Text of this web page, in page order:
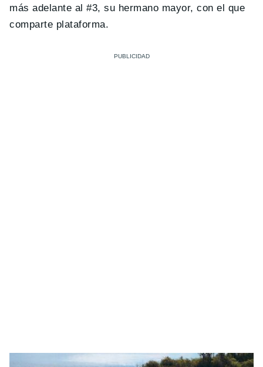
más adelante al #3, su hermano mayor, con el que
comparte plataforma.